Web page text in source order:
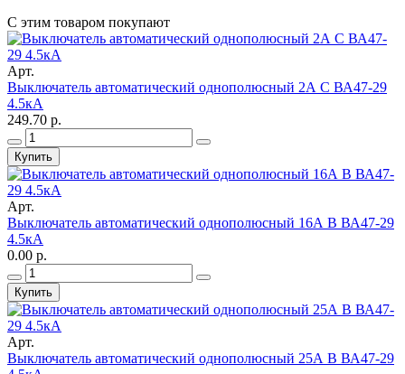
С этим товаром покупают
Арт.
Выключатель автоматический однополюсный 2А С ВА47-29
4.5кА
249.70 р.
Купить
Арт.
Выключатель автоматический однополюсный 16А В ВА47-29
4.5кА
0.00 р.
Купить
Арт.
Выключатель автоматический однополюсный 25А B ВА47-29